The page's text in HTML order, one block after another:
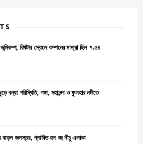
রিখটার স্কেলে কম্পনের মাত্রা ছিল ৭.৫৪
বন্যা পরিস্থিতি, গঙ্গা, মহানন্দা ও ফুলহার নদীতে
বাড়ল জলস্তর, প্লাবিত হল বহু নীচু এলাকা